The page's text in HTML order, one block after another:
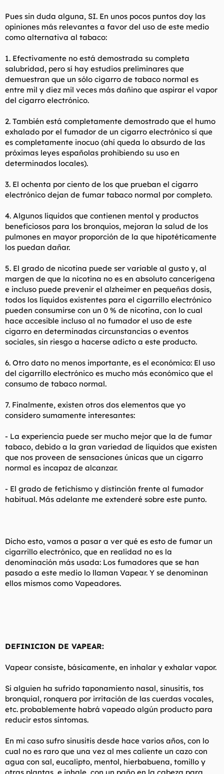
Pues sin duda alguna, SI. En unos pocos puntos doy las
opiniones más relevantes a favor del uso de este medio
como alternativa al tabaco:
1. Efectivamente no está demostrada su completa
salubridad, pero sí hay estudios preliminares que
demuestran que un sólo cigarro de tabaco normal es
entre mil y diez mil veces más dañino que aspirar el vapor
del cigarro electrónico.
2. También está completamente demostrado que el humo
exhalado por el fumador de un cigarro electrónico sí que
es completamente inocuo (ahí queda lo absurdo de las
próximas leyes españolas prohibiendo su uso en
determinados locales).
3. El ochenta por ciento de los que prueban el cigarro
electrónico dejan de fumar tabaco normal por completo.
4. Algunos líquidos que contienen mentol y productos
beneficiosos para los bronquios, mejoran la salud de los
pulmones en mayor proporción de la que hipotéticamente
los puedan dañar.
5. El grado de nicotina puede ser variable al gusto y, al
margen de que la nicotina no es en absoluto cancerígena
e incluso puede prevenir el alzheimer en pequeñas dosis,
todos los líquidos existentes para el cigarrillo electrónico
pueden consumirse con un 0 % de nicotina, con lo cual
hace accesible incluso al no fumador el uso de este
cigarro en determinadas circunstancias o eventos
sociales, sin riesgo a hacerse adicto a este producto.
6. Otro dato no menos importante, es el económico: El uso
del cigarrillo electrónico es mucho más económico que el
consumo de tabaco normal.
7. Finalmente, existen otros dos elementos que yo
considero sumamente interesantes:
- La experiencia puede ser mucho mejor que la de fumar
tabaco, debido a la gran variedad de líquidos que existen
que nos proveen de sensaciones únicas que un cigarro
normal es incapaz de alcanzar.
- El grado de fetichismo y distinción frente al fumador
habitual. Más adelante me extenderé sobre este punto.
Dicho esto, vamos a pasar a ver qué es esto de fumar un
cigarrillo electrónico, que en realidad no es la
denominación más usada: Los fumadores que se han
pasado a este medio lo llaman Vapear. Y se denominan
ellos mismos como Vapeadores.
DEFINICION DE VAPEAR:
Vapear consiste, básicamente, en inhalar y exhalar vapor.
Si alguien ha sufrido taponamiento nasal, sinusitis, tos
bronquial, ronquera por irritación de las cuerdas vocales,
etc. probablemente habrá vapeado algún producto para
reducir estos síntomas.
En mi caso sufro sinusitis desde hace varios años, con lo
cual no es raro que una vez al mes caliente un cazo con
agua con sal, eucalipto, mentol, hierbabuena, tomillo y
otras plantas, e inhale, con un paño en la cabeza para